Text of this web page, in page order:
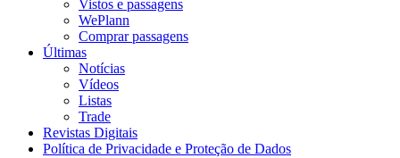
Vistos e passagens
WePlann
Comprar passagens
Últimas
Notícias
Vídeos
Listas
Trade
Revistas Digitais
Política de Privacidade e Proteção de Dados